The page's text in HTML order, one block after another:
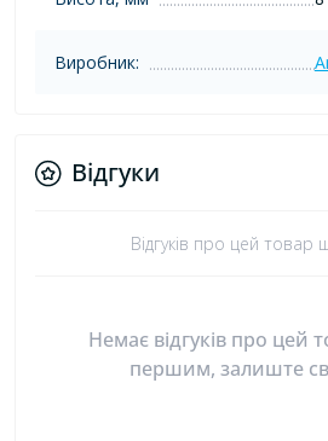
Виробник:
Відгуки
Відгуків про цей товар
Немає відгуків про цей
першим, залиште